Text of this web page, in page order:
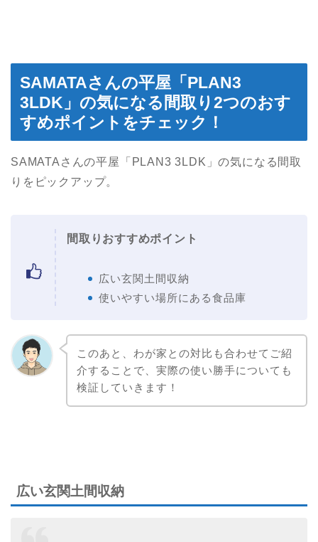
SAMATAさんの平屋「PLAN3
3LDK」の気になる間取り2つのおす
すめポイントをチェック！
SAMATAさんの平屋「PLAN3 3LDK」の気になる間取
りをピックアップ。
間取りおすすめポイント
広い玄関土間収納
使いやすい場所にある食品庫
このあと、わが家との対比も合わせてご紹
介することで、実際の使い勝手についても
検証していきます！
広い玄関土間収納